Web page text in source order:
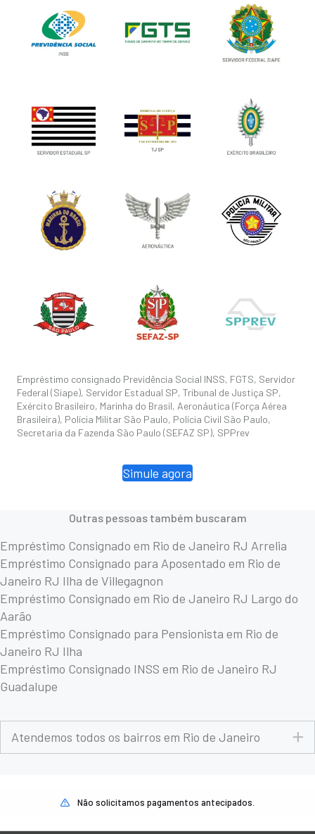
Empréstimo consignado Previdência Social INSS, FGTS, Servidor
Federal (Siape), Servidor Estadual SP, Tribunal de Justiça SP,
Exército Brasileiro, Marinha do Brasil, Aeronáutica (Força Aérea
Brasileira), Polícia Militar São Paulo, Polícia Civil São Paulo,
Secretaria da Fazenda São Paulo (SEFAZ SP), SPPrev
Simule agora
Outras pessoas também buscaram
Empréstimo Consignado em Rio de Janeiro RJ Arrelia
Empréstimo Consignado para Aposentado em Rio de
Janeiro RJ Ilha de Villegagnon
Empréstimo Consignado em Rio de Janeiro RJ Largo do
Aarão
Empréstimo Consignado para Pensionista em Rio de
Janeiro RJ Ilha
Empréstimo Consignado INSS em Rio de Janeiro RJ
Guadalupe
Atendemos todos os bairros em Rio de Janeiro
Não solicitamos pagamentos antecipados.